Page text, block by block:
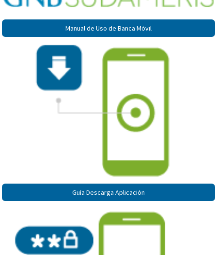
Manual de Uso de Banca Móvil
Guía Descarga Aplicación